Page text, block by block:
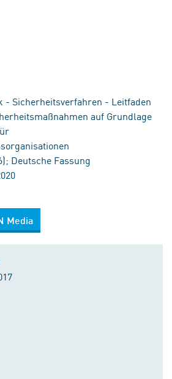
- Sicherheitsverfahren - Leitfaden
auf Grundlage
Deutsche Fassung
Media